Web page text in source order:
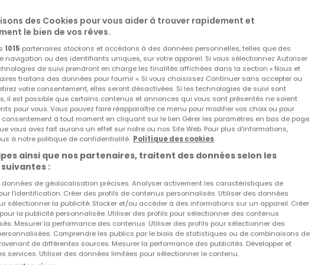
- WC
combles)
- cave
intérieure:
style loft
se composant de plusieurs pièces individuelles, pièces
à diverses activités telles que bureaux, espace de co-
nécessaires.
Réf atHome8598106
RéfAgence 3549
des Cookies pour vous aider à trouver rapidement et
le bien de vos rêves.
1015 partenaires stockons et accédons à des données personnelles, telles que des
navigation ou des identifiants uniques, sur votre appareil. Si vous sélectionnez Autoriser
de suivi prendront en charge les finalités affichées dans la section « Nous et
traitons des données pour fournir ». Si vous choisissez Continuer sans accepter ou
votre consentement, elles seront désactivées. Si les technologies de suivi sont
il est possible que certains contenus et annonces qui vous sont présentés ne soient
pour vous. Vous pouvez faire réapparaître ce menu pour modifier vos choix ou pour
consentement à tout moment en cliquant sur le lien Gérer les paramètres en bas de page.
vous avez fait aurons un effet sur notre ou nos Site Web. Pour plus d’informations,
à notre politique de confidentialité. Politique des cookies
ainsi que nos partenaires, traitent des données selon les
:
données de géolocalisation précises. Analyser activement les caractéristiques de
l’identification. Créer des profils de contenus personnalisés. Utiliser des données
sélectionner la publicité. Stocker et/ou accéder à des informations sur un appareil. Créer
la publicité personnalisée. Utiliser des profils pour sélectionner des contenus
Mesurer la performance des contenus. Utiliser des profils pour sélectionner des
Comprendre les publics par le biais de statistiques ou de combinaisons de
de différentes sources. Mesurer la performance des publicités. Développer et
services. Utiliser des données limitées pour sélectionner le contenu.